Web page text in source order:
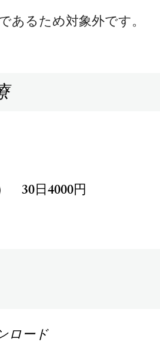
ため対象外です。
30日4000円
ロード